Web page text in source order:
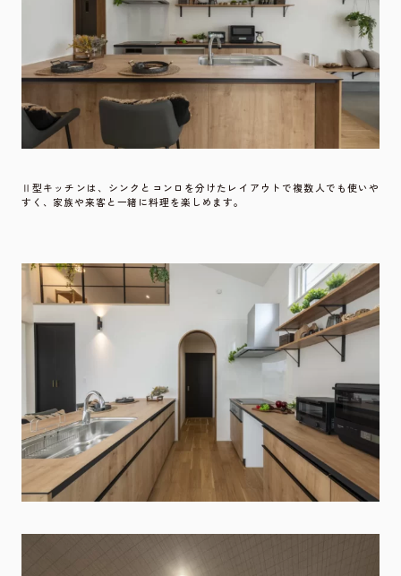
Ⅱ型キッチンは、シンクとコンロを分けたレイアウトで複数人でも使いや
すく、家族や来客と一緒に料理を楽しめます。